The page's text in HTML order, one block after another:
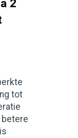
2
tot
betere